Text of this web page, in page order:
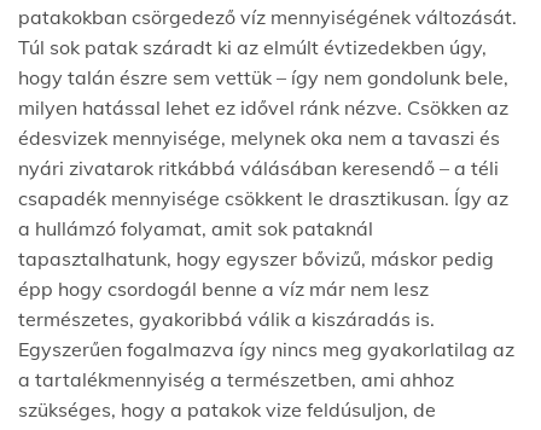
patakokban csörgedező víz mennyiségének változását.
Túl sok patak száradt ki az elmúlt évtizedekben úgy,
hogy talán észre sem vettük – így nem gondolunk bele,
milyen hatással lehet ez idővel ránk nézve. Csökken az
édesvizek mennyisége, melynek oka nem a tavaszi és
nyári zivatarok ritkábbá válásában keresendő – a téli
csapadék mennyisége csökkent le drasztikusan. Így az
a hullámzó folyamat, amit sok pataknál
tapasztalhatunk, hogy egyszer bővizű, máskor pedig
épp hogy csordogál benne a víz már nem lesz
természetes, gyakoribbá válik a kiszáradás is.
Egyszerűen fogalmazva így nincs meg gyakorlatilag az
a tartalékmennyiség a természetben, ami ahhoz
szükséges, hogy a patakok vize feldúsuljon, de